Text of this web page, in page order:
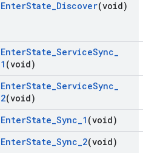
EnterState_Discover(void)
EnterState_ServiceSync_
1 (void)
EnterState_ServiceSync_
2(void)
EnterState_Sync_1 (void)
EnterState_Sync_2(void)